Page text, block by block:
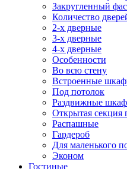
Закругленный
Количество
2-х дверные
3-х дверные
4-х дверные
Особенности
Во всю стену
Встроенные
Под потолок
Раздвижные
Открытая секция
Распашные
Гардероб
Для маленького
Эконом
Гостиные